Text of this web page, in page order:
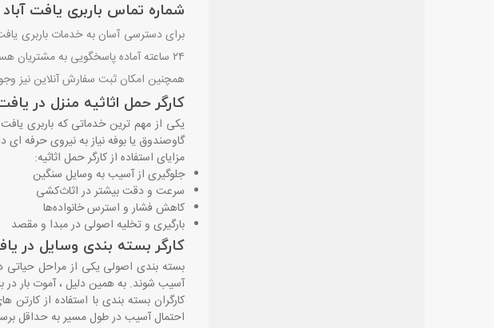
شماره تماس باربری یافت آباد
برای دسترسی آسان به خدمات باربری
۲۴ ساعته آماده پاسخگویی به مشتریان هستند. از طریق تماس تلفنی می‌توانید درخواست
همچنین امکان ثبت سفارش آنلاین نیز
کارگر حمل اثاثیه منزل در
یکی از مهم ‌ترین خدماتی که باربری
گاوصندوق یا بوفه نیاز به نیروی حرفه ‌ای
مزایای استفاده از کارگر حمل اثاثیه:
جلوگیری از آسیب به وسایل سنگین
سرعت و دقت بیشتر در اثاث‌کشی
کاهش فشار و استرس خانواده‌ها
بارگیری و تخلیه اصولی در مبدا و مقصد
کارگر بسته ‌بندی وسایل در
بسته ‌بندی اصولی یکی از مراحل
آسیب شوند. به همین دلیل ، آموت بار در
کارگران بسته ‌بندی با استفاده از
احتمال آسیب در طول مسیر به حداقل